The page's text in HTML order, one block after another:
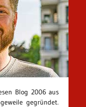
Blog 2006 aus
gegründet.